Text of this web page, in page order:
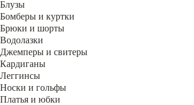
Блузы
Бомберы и куртки
Брюки и шорты
Водолазки
Джемперы и свитеры
Кардиганы
Леггинсы
Носки и гольфы
Платья и юбки